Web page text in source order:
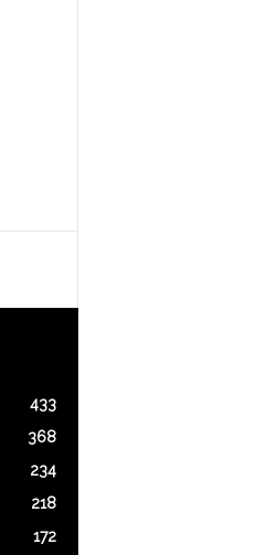
433
368
234
218
172